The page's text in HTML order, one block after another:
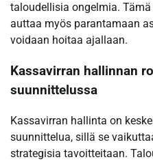
taloudellisia ongelmia.
auttaa myös parantamaan
voidaan hoitaa ajallaan.
Kassavirran hallinnan
suunnittelussa
Kassavirran hallinta on
suunnittelua, sillä se
strategisia tavoitteitaan.